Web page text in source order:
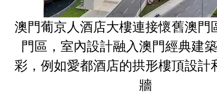
澳門葡京人酒店大樓連接懷舊澳門
門區，室內設計融入澳門經典建
彩，例如愛都酒店的拱形樓頂設計
牆